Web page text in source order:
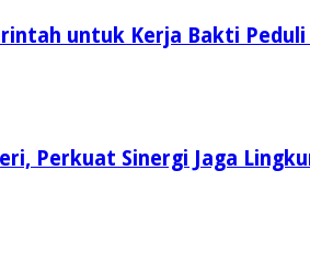
untuk Kerja Bakti Peduli
Perkuat Sinergi Jaga